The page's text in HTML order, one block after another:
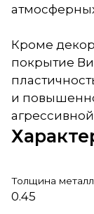
Кроме
покрытие
и
Толщина
0.45